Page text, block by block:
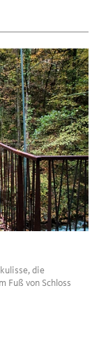
die
Fuß von Schloss